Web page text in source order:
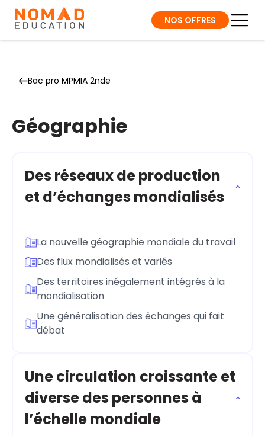
NOS OFFRES
Bac pro MPMIA 2nde
Géographie
Des réseaux de production
et d’échanges mondialisés
La nouvelle géographie mondiale du travail
Des flux mondialisés et variés
Des territoires inégalement intégrés à la
mondialisation
Une généralisation des échanges qui fait
débat
Une circulation croissante et
diverse des personnes à
l’échelle mondiale